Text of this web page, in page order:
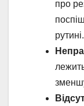
про
рутині.